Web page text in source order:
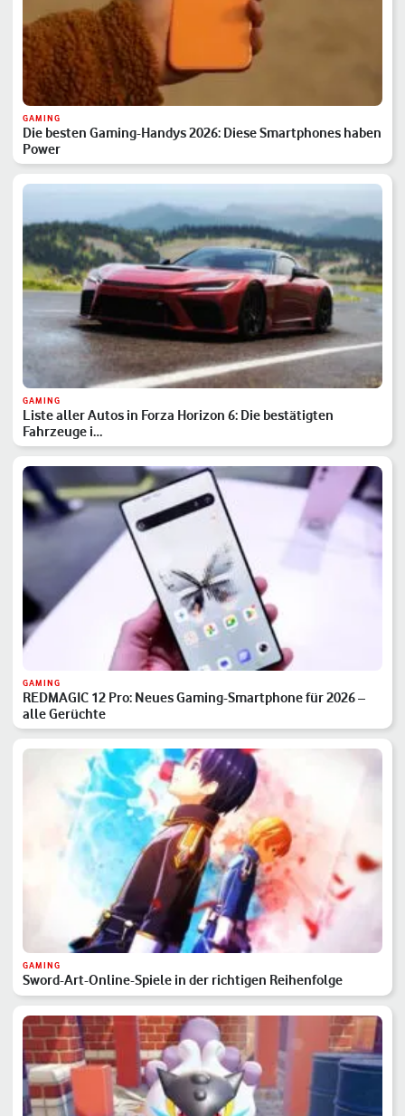
GAMING
Die besten Gaming-Handys 2026: Diese Smartphones haben
Power
GAMING
Liste aller Autos in Forza Horizon 6: Die bestätigten
Fahrzeuge i…
GAMING
REDMAGIC 12 Pro: Neues Gaming-Smartphone für 2026 –
alle Gerüchte
GAMING
Sword-Art-Online-Spiele in der richtigen Reihenfolge